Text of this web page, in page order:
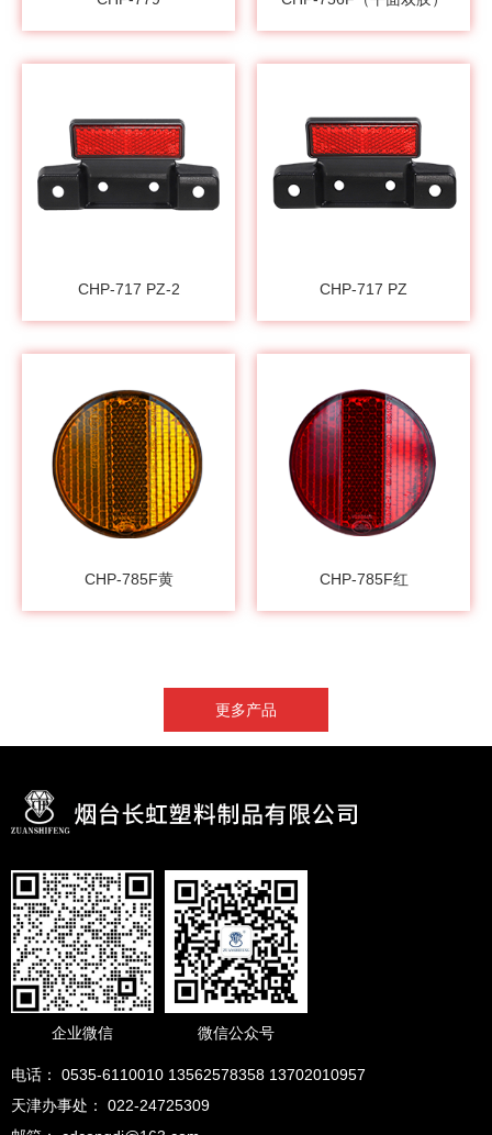
CHP-717 PZ-2 CHP-717 PZ
CHP-785F黄 CHP-785F红
更多产品
企业微信 微信公众号
电话： 0535-6110010 13562578358 13702010957
天津办事处： 022-24725309